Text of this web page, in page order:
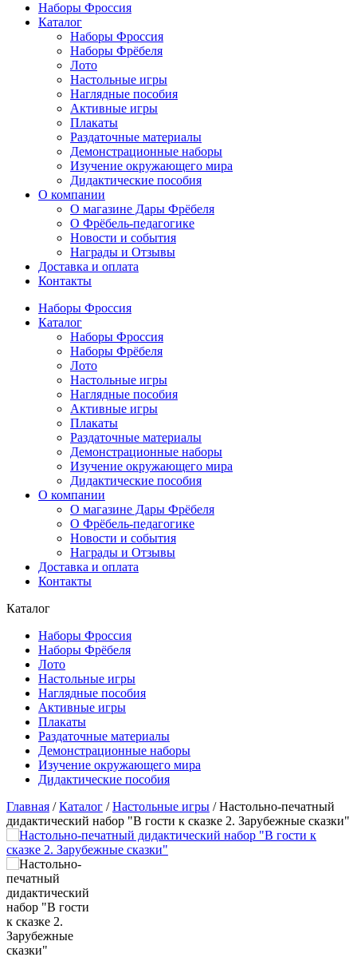
Наборы Фроссия
Каталог
Наборы Фроссия
Наборы Фрёбеля
Лото
Настольные игры
Наглядные пособия
Активные игры
Плакаты
Раздаточные материалы
Демонстрационные наборы
Изучение окружающего мира
Дидактические пособия
О компании
О магазине Дары Фрёбеля
О Фрёбель-педагогике
Новости и события
Награды и Отзывы
Доставка и оплата
Контакты
Наборы Фроссия
Каталог
Наборы Фроссия
Наборы Фрёбеля
Лото
Настольные игры
Наглядные пособия
Активные игры
Плакаты
Раздаточные материалы
Демонстрационные наборы
Изучение окружающего мира
Дидактические пособия
О компании
О магазине Дары Фрёбеля
О Фрёбель-педагогике
Новости и события
Награды и Отзывы
Доставка и оплата
Контакты
Каталог
Наборы Фроссия
Наборы Фрёбеля
Лото
Настольные игры
Наглядные пособия
Активные игры
Плакаты
Раздаточные материалы
Демонстрационные наборы
Изучение окружающего мира
Дидактические пособия
Главная /Каталог /Настольные игры /Настольно-печатный
дидактический набор "В гости к сказке 2. Зарубежные сказки"